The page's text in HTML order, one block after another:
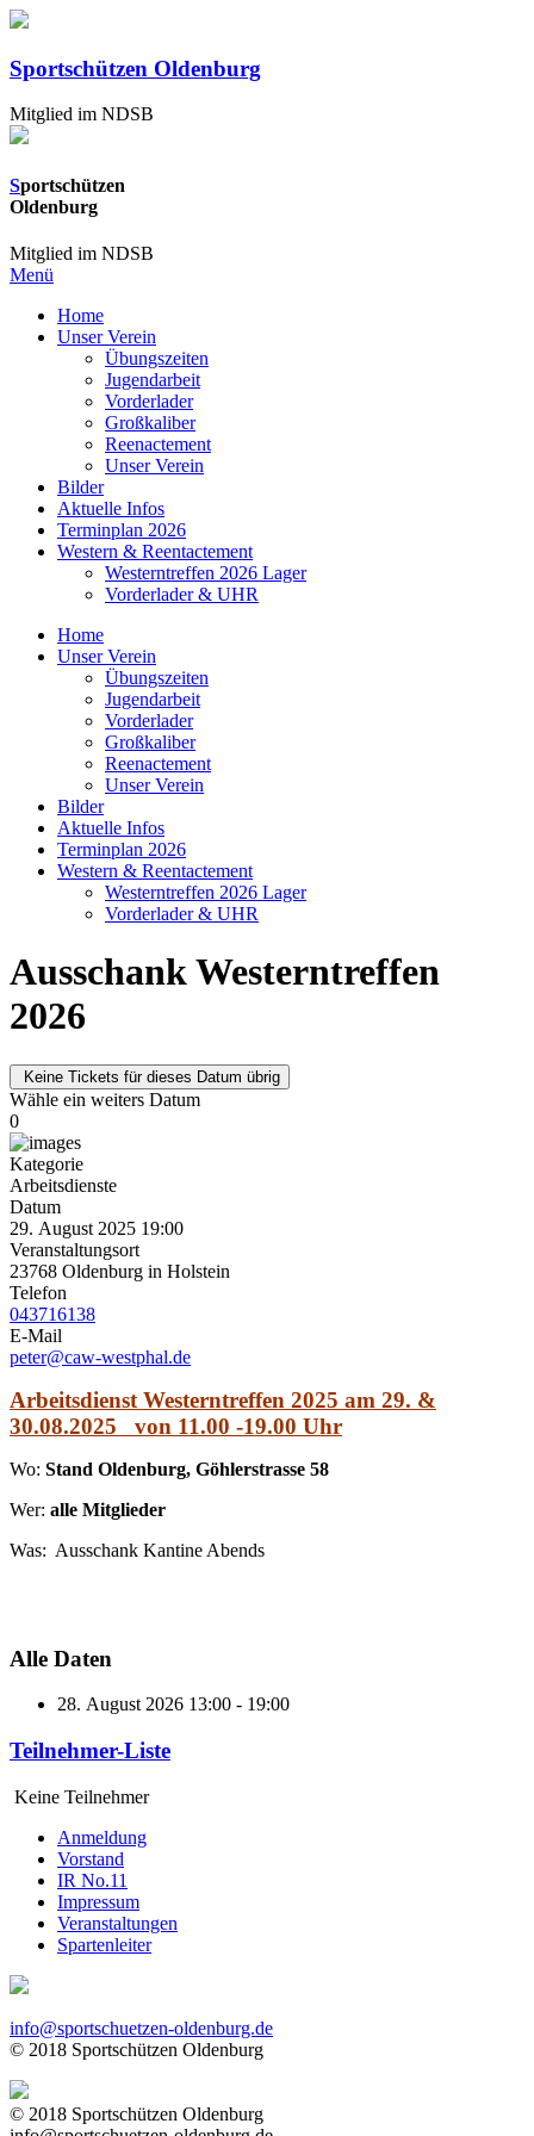
Sportschützen Oldenburg
Mitglied im NDSB
Sportschützen
Oldenburg
Mitglied im NDSB
Menü
Home
Unser Verein
Übungszeiten
Jugendarbeit
Vorderlader
Großkaliber
Reenactement
Unser Verein
Bilder
Aktuelle Infos
Terminplan 2026
Western & Reentactement
Westerntreffen 2026 Lager
Vorderlader & UHR
Home
Unser Verein
Übungszeiten
Jugendarbeit
Vorderlader
Großkaliber
Reenactement
Unser Verein
Bilder
Aktuelle Infos
Terminplan 2026
Western & Reentactement
Westerntreffen 2026 Lager
Vorderlader & UHR
Ausschank Westerntreffen
2026
Keine Tickets für dieses Datum übrig
Wähle ein weiters Datum
0
Kategorie
Arbeitsdienste
Datum
29. August 2025 19:00
Veranstaltungsort
23768 Oldenburg in Holstein
Telefon
043716138
E-Mail
peter@caw-westphal.de
Arbeitsdienst Westerntreffen 2025 am 29. &
30.08.2025 von 11.00 -19.00 Uhr
Wo: Stand Oldenburg, Göhlerstrasse 58
Wer: alle Mitglieder
Was: Ausschank Kantine Abends
Alle Daten
28. August 2026 13:00 - 19:00
Teilnehmer-Liste
Keine Teilnehmer
Anmeldung
Vorstand
IR No.11
Impressum
Veranstaltungen
Spartenleiter
info@sportschuetzen-oldenburg.de
© 2018 Sportschützen Oldenburg
© 2018 Sportschützen Oldenburg